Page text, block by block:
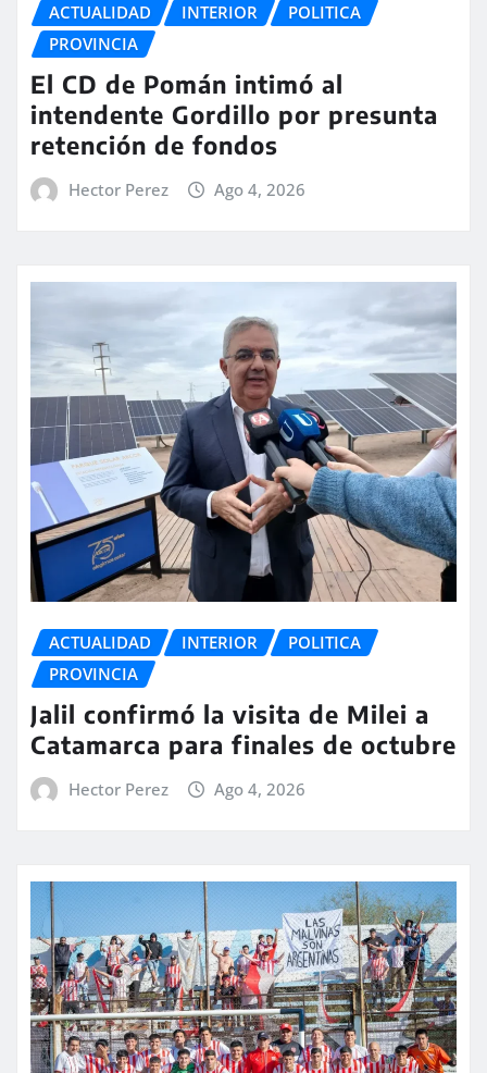
ACTUALIDAD INTERIOR
POLITICA
PROVINCIA
El CD de Pomán intimó al
intendente Gordillo por presunta
retención de fondos
Hector Perez Ago 4, 2026
ACTUALIDAD INTERIOR
POLITICA
PROVINCIA
Jalil confirmó la visita de Milei a
Catamarca para finales de octubre
Hector Perez Ago 4, 2026